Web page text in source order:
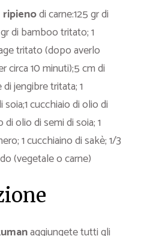
di carne:125 gr di
di bamboo tritato; 1
tritato (dopo averlo
circa 10 minuti);5 cm di
jengibre tritata; 1
cucchiaio di olio di
di olio di semi di soia; 1
1 cucchiaino di sakè; 1/3
(vegetale o carne)
aggiungete tutti gli